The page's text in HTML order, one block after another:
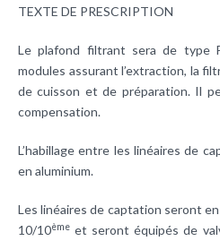
TEXTE DE PRESCRIPTION
Le plafond filtrant sera de type
modules assurant l’extraction, la
de cuisson et de préparation. Il
compensation.
L’habillage entre les linéaires de
en aluminium.
Les linéaires de captation seront
10/10ème et seront équipés de